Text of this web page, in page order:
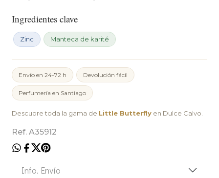
Ingredientes clave
Zinc Manteca de karité
Envío en 24-72 h Devolución fácil
Perfumería en Santiago
Descubre toda la gama de Little Butterfly en Dulce Calvo.
Ref. A35912
Info. Envío